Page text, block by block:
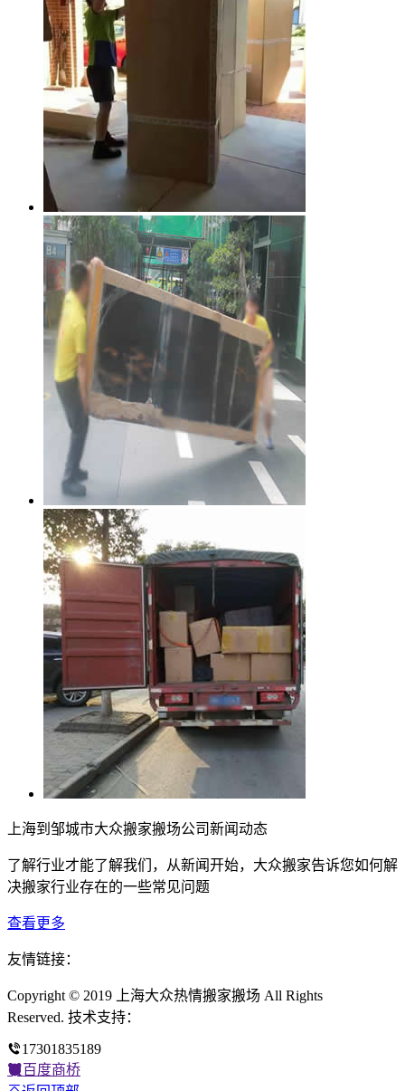
上海到邹城市大众搬家搬场公司新闻动态
了解行业才能了解我们，从新闻开始，大众搬家告诉您如何解
决搬家行业存在的一些常见问题
查看更多
友情链接：
Copyright © 2019 上海大众热情搬家搬场 All Rights
Reserved. 技术支持：
17301835189
百度商桥